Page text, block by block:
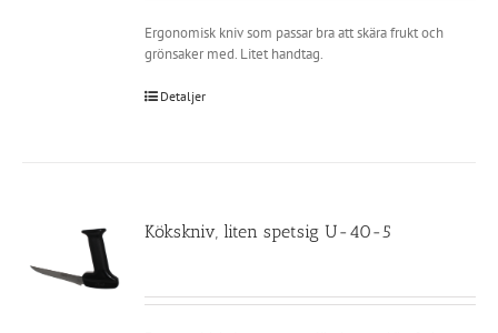
Ergonomisk kniv som passar bra att skära frukt och
grönsaker med. Litet handtag.
Detaljer
Kökskniv, liten spetsig U-40-5